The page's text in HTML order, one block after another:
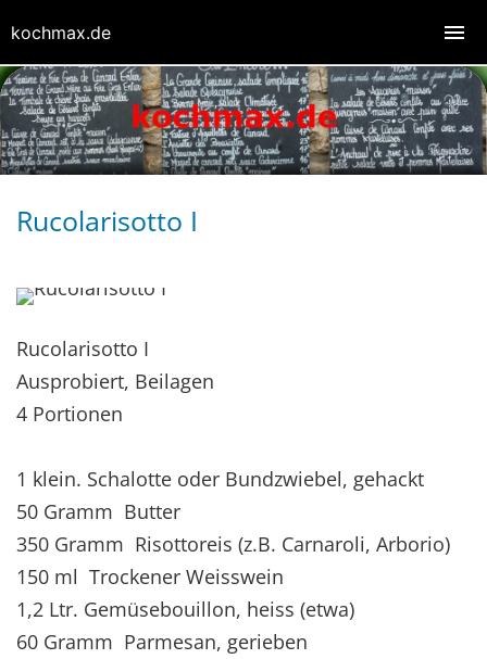
Rucolarisotto I
Rucolarisotto I
Ausprobiert, Beilagen
4 Portionen
1 klein. Schalotte oder Bundzwiebel, gehackt
50 Gramm Butter
350 Gramm Risottoreis (z.B. Carnaroli, Arborio)
150 ml Trockener Weisswein
1,2 Ltr. Gemüsebouillon, heiss (etwa)
60 Gramm Parmesan, gerieben
kochmax.de